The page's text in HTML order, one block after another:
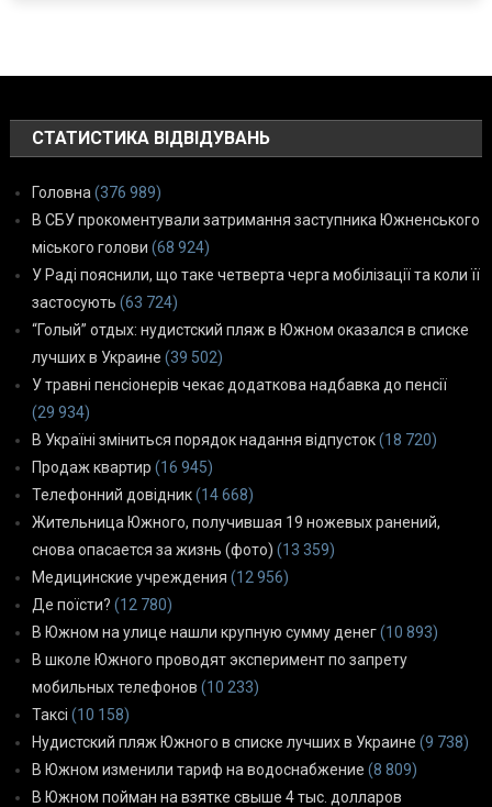
СТАТИСТИКА ВІДВІДУВАНЬ
Головна (376 989)
В СБУ прокоментували затримання заступника Южненського
міського голови (68 924)
У Раді пояснили, що таке четверта черга мобілізації та коли її
застосують (63 724)
“Голый” отдых: нудистский пляж в Южном оказался в списке
лучших в Украине (39 502)
У травні пенсіонерів чекає додаткова надбавка до пенсії
(29 934)
В Україні зміниться порядок надання відпусток(18 720)
Продаж квартир (16 945)
Телефонний довідник(14 668)
Жительница Южного, получившая 19 ножевых ранений,
снова опасается за жизнь (фото) (13 359)
Медицинские учреждения (12 956)
Де поїсти? (12 780)
В Южном на улице нашли крупную сумму денег(10 893)
В школе Южного проводят эксперимент по запрету
мобильных телефонов (10 233)
Таксі (10 158)
Нудистский пляж Южного в списке лучших в Украине (9 738)
В Южном изменили тариф на водоснабжение (8 809)
В Южном пойман на взятке свыше 4 тыс. долларов